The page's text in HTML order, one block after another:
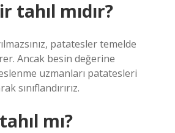
tahıl mıdır?
patatesler temelde
Ancak besin değerine
uzmanları patatesleri
sınıflandırırız.
mı?